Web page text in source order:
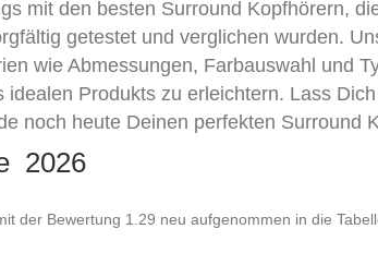
mit den besten Surround Kopfhörern,
getestet und verglichen wurden.
wie Abmessungen, Farbauswahl und
Produkts zu erleichtern. Lass
noch heute Deinen perfekten Surround
2026
der Bewertung 1.29 neu aufgenommen in die